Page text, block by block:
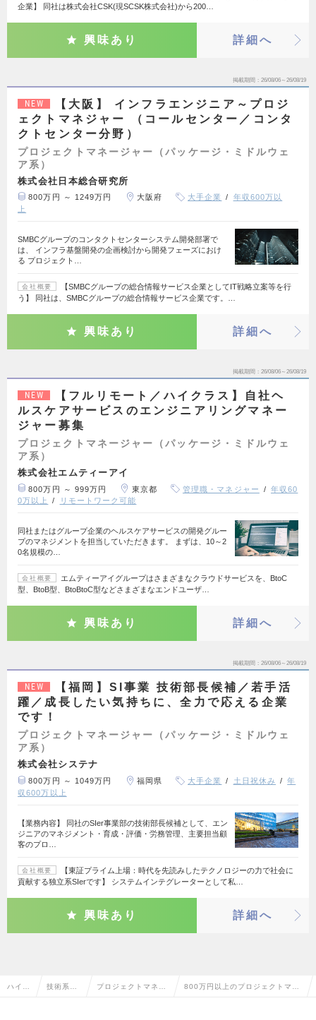
企業】 同社は株式会社CSK(現SCSK株式会社)から200…
興味あり 詳細へ
掲載期間 26/08/06～26/08/19
NEW
【大阪】 インフラエンジニア～プロジ
ェクトマネジャー （コールセンター／コンタ
クトセンター分野）
プロジェクトマネージャー（パッケージ・ミドルウェ
ア系）
株式会社日本総合研究所
800万円 ～ 1249万円 大阪府 大手企業
年収600万以
上
SMBCグループのコンタクトセンターシステム開発部署で
は、 インフラ基盤開発の企画検討から開発フェーズにおけ
る プロジェクト…
会社概要
【SMBCグループの総合情報サービス企業としてIT戦略立案等を行
う】 同社は、SMBCグループの総合情報サービス企業です。…
興味あり 詳細へ
掲載期間 26/08/06～26/08/19
NEW
【フルリモート／ハイクラス】自社ヘ
ルスケアサービスのエンジニアリングマネー
ジャー募集
プロジェクトマネージャー（パッケージ・ミドルウェ
ア系）
株式会社エムティーアイ
800万円 ～ 999万円 東京都 管理職・マネジャー
年収60
0万以上
リモートワーク可能
同社またはグループ企業のヘルスケアサービスの開発グルー
プのマネジメントを担当していただきます。 まずは、10～2
0名規模の…
会社概要
エムティーアイグループはさまざまなクラウドサービスを、BtoC
型、BtoB型、BtoBtoC型などさまざまなエンドユーザ…
興味あり 詳細へ
掲載期間 26/08/06～26/08/19
NEW
【福岡】SI事業 技術部長候補／若手活
躍／成長したい気持ちに、全力で応える企業
です！
プロジェクトマネージャー（パッケージ・ミドルウェ
ア系）
株式会社システナ
800万円 ～ 1049万円 福岡県 大手企業 土日祝休み
年
収600万以上
【業務内容】 同社のSIer事業部の技術部長候補として、エン
ジニアのマネジメント・育成・評価・労務管理、主要担当顧
客のプロ…
会社概要
【東証プライム上場：時代を先読みしたテクノロジーの力で社会に
貢献する独立系SIerです】 システムインテグレーターとして私…
興味あり 詳細へ
ハイク 技術系（I プロジェクトマネー 800万円以上のプロジェクトマネ